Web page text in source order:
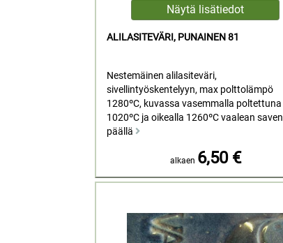
ALILASITEVÄRI, PUNAINEN 81
Nestemäinen alilasiteväri,
sivellintyöskentelyyn, max polttolämpö
1280ºC, kuvassa vasemmalla poltettuna
1020ºC ja oikealla 1260ºC vaalean saven
päällä
alkaen 6,50 €